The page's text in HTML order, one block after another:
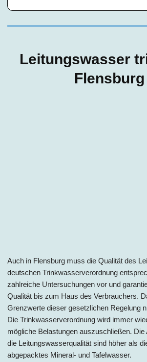
Leitungswasser
Flensburg
Auch in Flensburg muss die Qualität des
deutschen Trinkwasserverordnung
zahlreiche Untersuchungen vor und
Qualität bis zum Haus des Verbrauchers.
Grenzwerte dieser gesetzlichen Regelung
Die Trinkwasserverordnung wird immer
mögliche Belastungen auszuschließen. Die
die Leitungswasserqualität sind höher als
abgepacktes Mineral- und Tafelwasser.